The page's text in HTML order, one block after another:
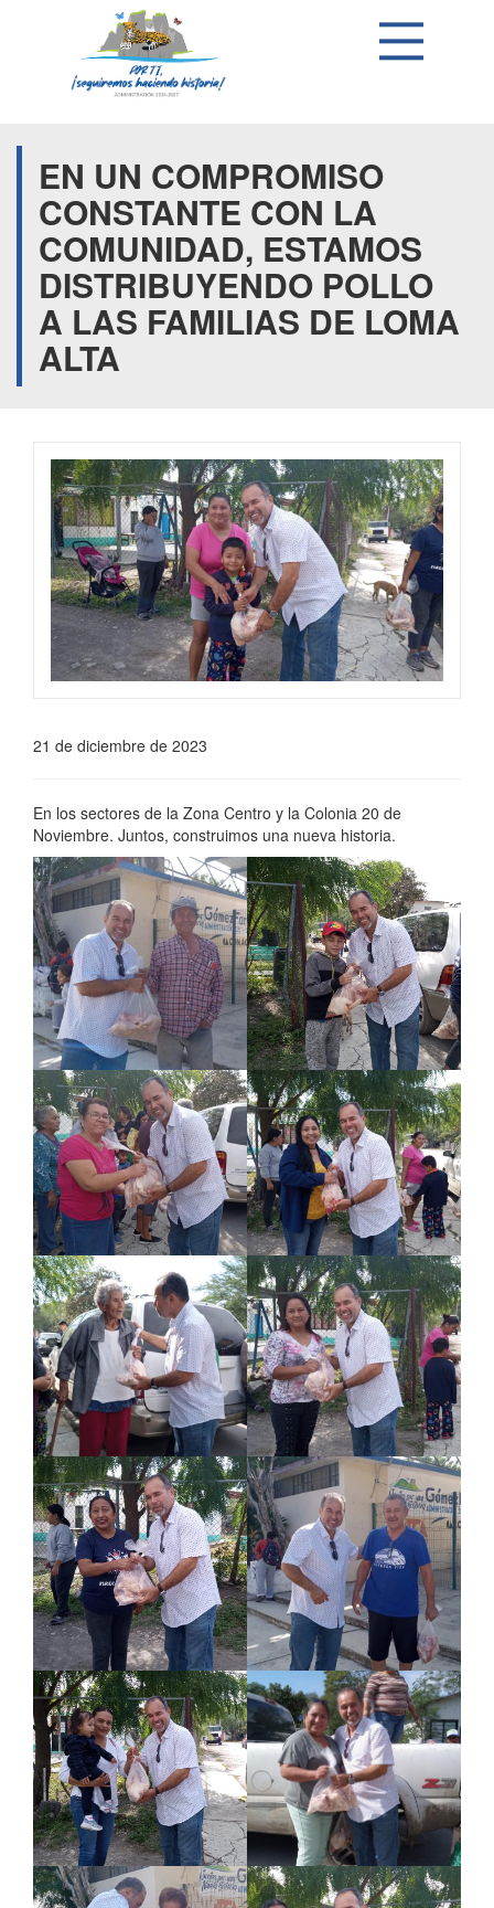
EN UN COMPROMISO
CONSTANTE CON LA
COMUNIDAD, ESTAMOS
DISTRIBUYENDO POLLO
A LAS FAMILIAS DE LOMA
ALTA
21 de diciembre de 2023
En los sectores de la Zona Centro y la Colonia 20 de
Noviembre. Juntos, construimos una nueva historia.